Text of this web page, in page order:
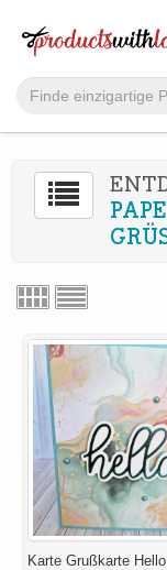
Karte Grußkarte Hello